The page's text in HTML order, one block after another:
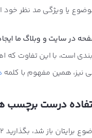
یا ویژگی مد نظر خود
در سایت و وبلاگ ما
است، با این تفاوت که
نیز، همین مفهوم با کلمه